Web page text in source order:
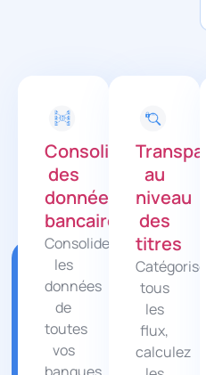
Consolidation
des
données
bancaires
Consolidez
les
données
de
toutes
vos
au
niveau
des
titres
Catégorisez
tous
les
flux,
calculez